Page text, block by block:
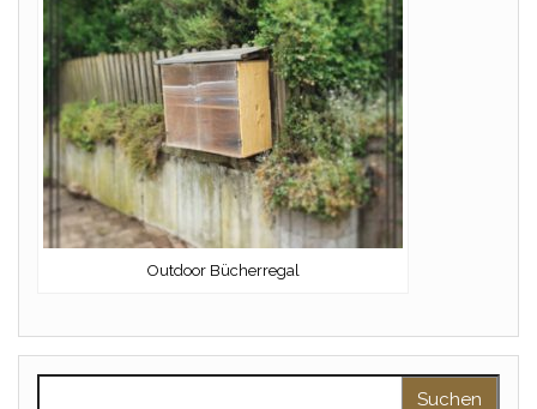
Outdoor Bücherregal